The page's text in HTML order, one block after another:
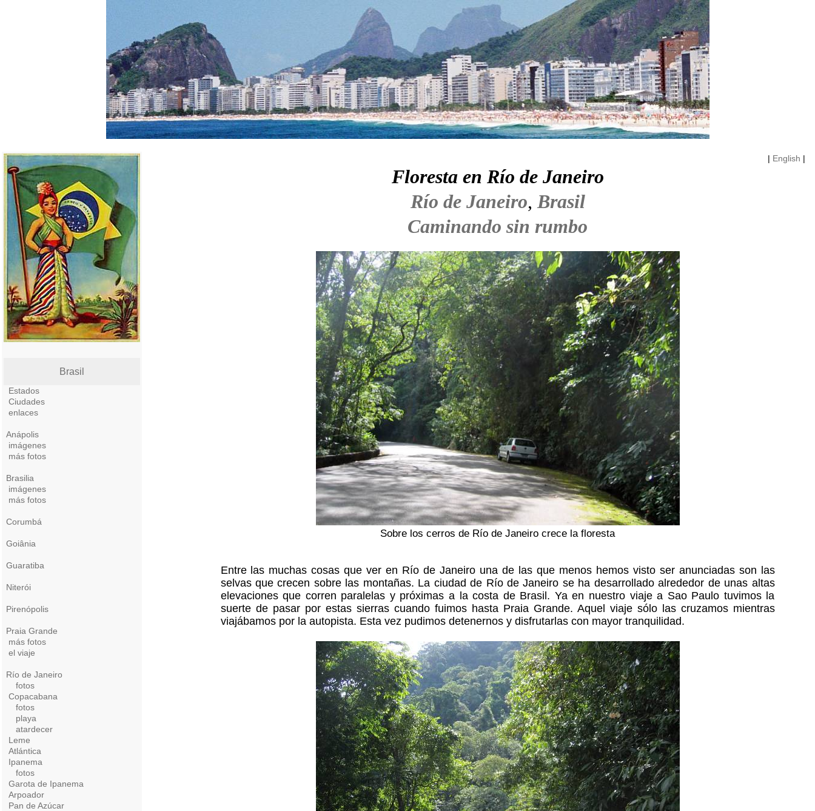
Brasil
Estados
Ciudades
enlaces
Anápolis
imágenes
más fotos
Brasilia
imágenes
más fotos
Corumbá
Goiânia
Guaratiba
Niterói
Pirenópolis
Praia Grande
más fotos
el viaje
Río de Janeiro
fotos
Copacabana
fotos
playa
atardecer
Leme
Atlántica
Ipanema
fotos
Garota de Ipanema
Arpoador
Pan de Azúcar
| English |
Floresta en Río de Janeiro
Río de Janeiro, Brasil
Caminando sin rumbo
Sobre los cerros de Río de Janeiro crece la floresta
Entre las muchas cosas que ver en Río de Janeiro una de las que menos hemos visto ser anunciadas son las
selvas que crecen sobre las montañas. La ciudad de Río de Janeiro se ha desarrollado alrededor de unas altas
elevaciones que corren paralelas y próximas a la costa de Brasil. Ya en nuestro viaje a Sao Paulo tuvimos la
suerte de pasar por estas sierras cuando fuimos hasta Praia Grande. Aquel viaje sólo las cruzamos mientras
viajábamos por la autopista. Esta vez pudimos detenernos y disfrutarlas con mayor tranquilidad.